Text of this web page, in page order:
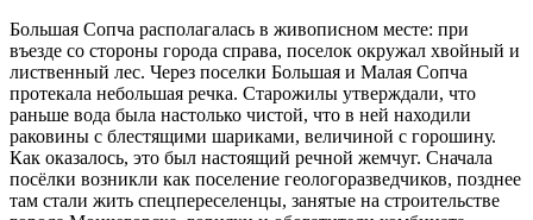
Большая Сопча располагалась в живописном месте: при
въезде со стороны города справа, поселок окружал хвойный и
лиственный лес. Через поселки Большая и Малая Сопча
протекала небольшая речка. Старожилы утверждали, что
раньше вода была настолько чистой, что в ней находили
раковины с блестящими шариками, величиной с горошину.
Как оказалось, это был настоящий речной жемчуг. Сначала
посёлки возникли как поселение геологоразведчиков, позднее
там стали жить спецпереселенцы, занятые на строительстве